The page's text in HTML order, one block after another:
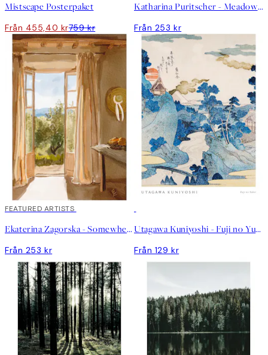
Mistscape Posterpaket
Från 455,40 kr759 kr
Katharina Puritscher - Meadow Poster
Från 253 kr
FEATURED ARTISTS
Ekaterina Zagorska - Somewhere I Want to Be Poster
Från 253 kr
Utagawa Kuniyoshi - Fuji no Yukei Poster
Från 129 kr